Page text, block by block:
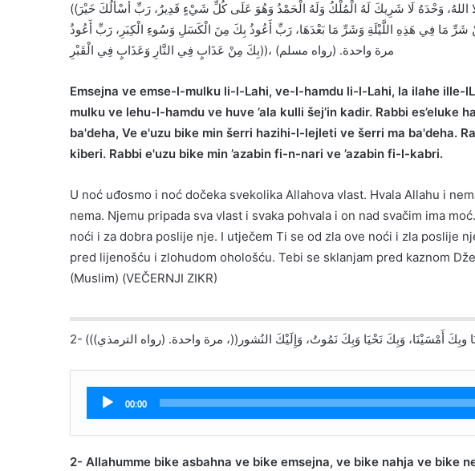
((أَمْسَيْنَا وَأَمْسَى الْمُلْكُ لِلَّهِ، وَالْحَمْدُ لِلَّهِ لَا إِلَهَ إِلَّا اللهُ، وَحْدَهُ لَا شَرِيكَ لَهُ الْمُلْكُ وَلَهُ الْحَمْدُ وَهُوَ عَلَى كُلِّ شَيْءٍ قَدِيرٌ، رَبِّ أَسْأَلُكَ خَيْرَ
شَرِّ مَا فِي هَذِهِ اللَّيْلَةِ وَشَرِّ مَا بَعْدَهَا، رَبِّ أَعُوذُ بِكَ مِنَ الْكَسَلِ وَسُوءِ الْكِبَرِ، رَبِّ أَعُوذُ
بِكَ مِنْ عَذَابٍ فِي النَّارِ وَعَذَابٍ فِي الْقَبْرِ))، مرة واحدة. (رواه مسلم)
Emsejna ve emse-l-mulku li-l-Lahi, ve-l-hamdu li-l-Lahi, la ilahe ille-
mulku ve lehu-l-hamdu ve huve ’ala kulli šej’in kadir. Rabbi es’eluke
ba'deha, Ve e'uzu bike min šerri hazihi-l-lejleti ve šerri ma ba'deha.
kiberi. Rabbi e'uzu bike min ’azabin fi-n-nari ve ’azabin fi-l-kabri.
U noć uđosmo i noć dočeka svekolika Allahova vlast. Hvala Allahu i
nema. Njemu pripada sva vlast i svaka pohvala i on nad svačim ima
noći i za dobra poslije nje. I utječem Ti se od zla ove noći i zla poslije
pred lijenošću i zlohudom ohološću. Tebi se sklanjam pred kaznom
(Muslim) (VEČERNJI ZIKR)
وبِكَ أَمْسَيْنَا، وَبِكَ نَحْيَا وَبِكَ نَمُوتُ، وَإِلَيْكَ النُشور((، مرة واحدة. (رواه الترمذي)
Audio
Player
00:00
2- Allahumme bike asbahna ve bike emsejna, ve bike nahja ve bike